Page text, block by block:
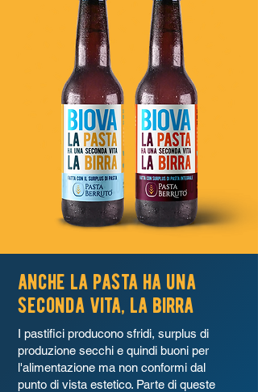
anche la pasta ha una
seconda vita, la birra
I pastifici producono sfridi, surplus di
produzione secchi e quindi buoni per
l'alimentazione ma non conformi dal
punto di vista estetico. Parte di queste